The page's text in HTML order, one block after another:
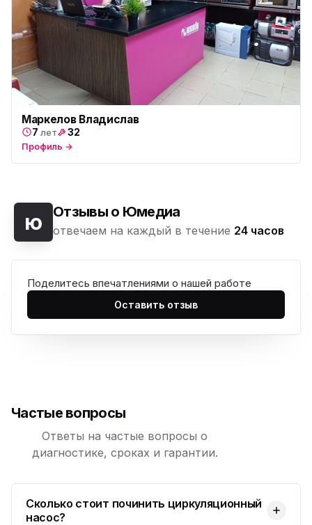
Маркелов Владислав
7 лет 32
Профиль →
ю Отзывы о Юмедиа
отвечаем на каждый в течение 24 часов
Поделитесь впечатлениями о нашей работе
Оставить отзыв
Частые вопросы
Ответы на частые вопросы о
диагностике, сроках и гарантии.
Сколько стоит починить циркуляционный
насос?